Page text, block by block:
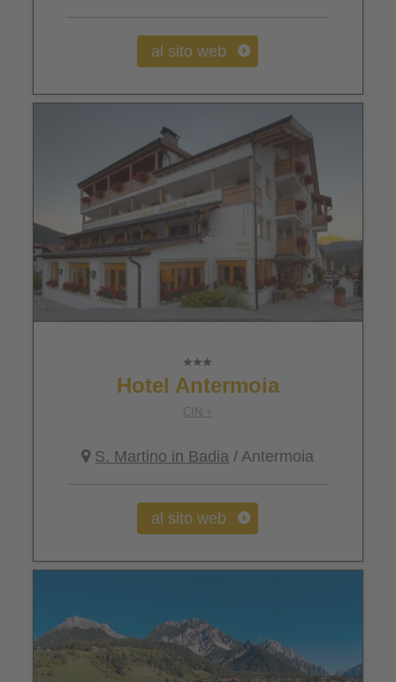
al sito web
Hotel Antermoia
CIN +
S. Martino in Badia / Antermoia
al sito web